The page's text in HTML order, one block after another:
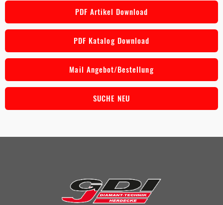
PDF Artikel Download
PDF Katalog Download
Mail Angebot/Bestellung
SUCHE NEU